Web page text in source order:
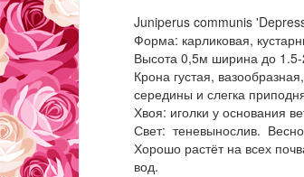
Juniperus communis
Форма: карликовая,
Высота 0,5м ширина до
Крона густая,
середины и слегка
Хвоя: иголки у основания
Свет: теневынослив.
Хорошо растёт на всех
вод.